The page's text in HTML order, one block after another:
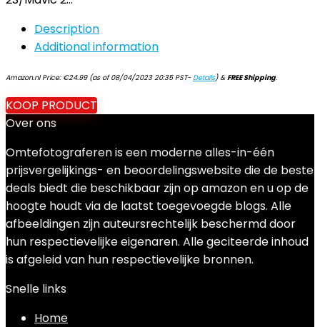
Description
Additional information
Amazon.nl Price: €24.99(as of 08/04/2023 20:35 PST-Details)&FREE Shipping.
KOOP PRODUCT
Over ons
Omtefotograferen is een moderne alles-in-één
prijsvergelijkings- en beoordelingswebsite die de beste
deals biedt die beschikbaar zijn op amazon en u op de
hoogte houdt via de laatst toegevoegde blogs. Alle
afbeeldingen zijn auteursrechtelijk beschermd door
hun respectievelijke eigenaren. Alle geciteerde inhoud
is afgeleid van hun respectievelijke bronnen.
Snelle links
Home